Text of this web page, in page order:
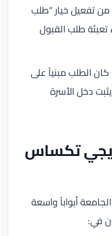
من تفعيل خيار “طلب
تعبئة طلب القبول
كان الطلب مبنياً على
دخل الأسرة
تكساس
أبواباً واسعة
في: